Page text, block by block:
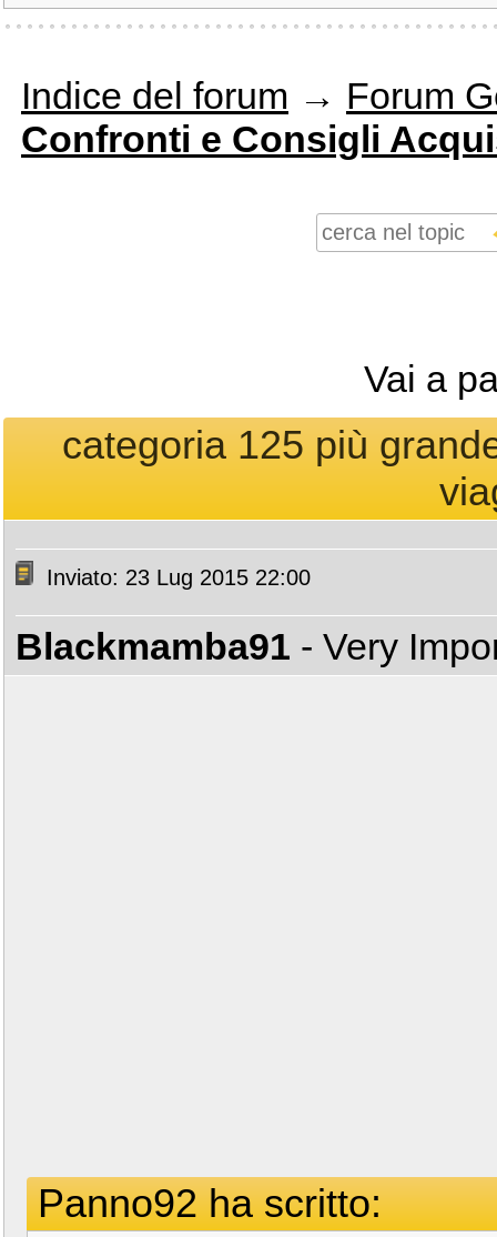
Indice del forum → Forum
Confronti e Consigli
Vai a
categoria 125 più
Inviato: 23 Lug 2015 22:00
Blackmamba91 - Very
Panno92 ha scritto: